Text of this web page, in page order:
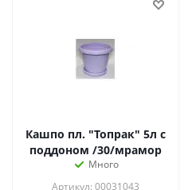
Кашпо пл. "Топрак" 5л с
поддоном /30/мрамор
Много
Артикул: 00031043